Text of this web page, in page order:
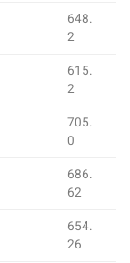
648.
2
615.
2
705.
0
686.
62
654.
26